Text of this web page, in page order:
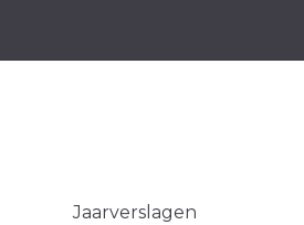
Jaarverslagen